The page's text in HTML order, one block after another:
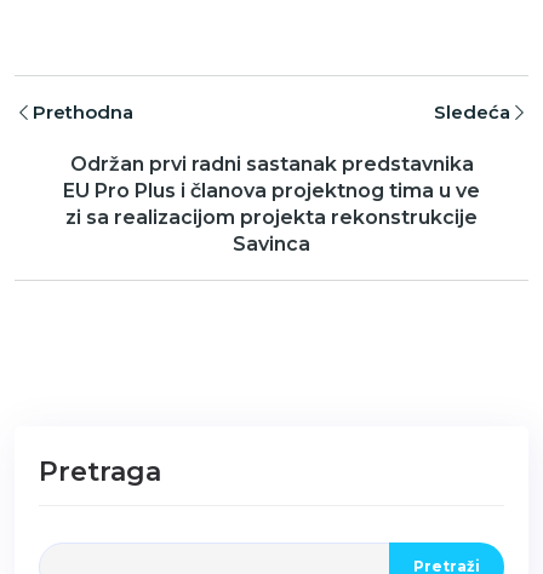
Prethodna
Održan prvi radni sastanak predstavnika
EU Pro Plus i članova projektnog tima u ve
zi sa realizacijom projekta rekonstrukcije
Savinca
Sledeća
Pretraga
Pretraži